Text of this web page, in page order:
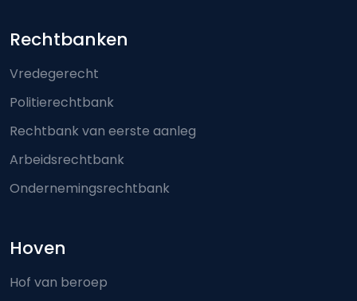
Footer-menu
Rechtbanken
Vredegerecht
Politierechtbank
Rechtbank van eerste aanleg
Arbeidsrechtbank
Ondernemingsrechtbank
Hoven
Hof van beroep